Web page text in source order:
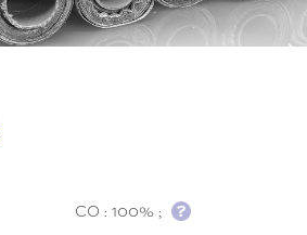
CO : 100% ;